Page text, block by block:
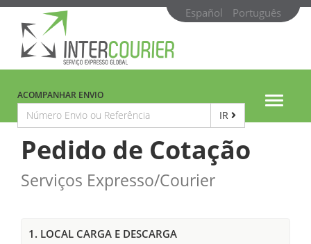
Español Português
ACOMPANHAR ENVIO
IR
Toggle
Pedido de Cotação
Serviços Expresso/Courier
1. LOCAL CARGA E DESCARGA